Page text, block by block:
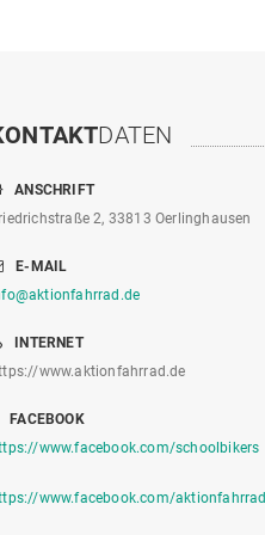
DATEN
ANSCHRIFT
2, 33813 Oerlinghausen
E-MAIL
INTERNET
www.aktionfahrrad.de
FACEBOOK
www.facebook.com/schoolbikers
www.facebook.com/aktionfahrrad